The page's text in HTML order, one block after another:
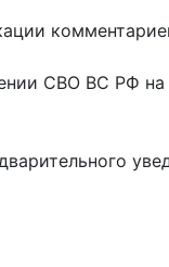
СВО ВС РФ